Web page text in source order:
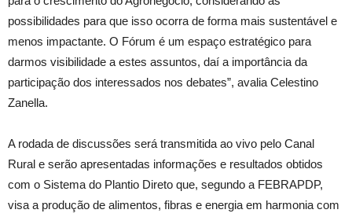
possibilidades para que isso ocorra de forma mais sustentável e
menos impactante. O Fórum é um espaço estratégico para
darmos visibilidade a estes assuntos, daí a importância da
participação dos interessados nos debates”, avalia Celestino
Zanella.
A rodada de discussões será transmitida ao vivo pelo Canal
Rural e serão apresentadas informações e resultados obtidos
com o Sistema do Plantio Direto que, segundo a FEBRAPDP,
visa a produção de alimentos, fibras e energia em harmonia com